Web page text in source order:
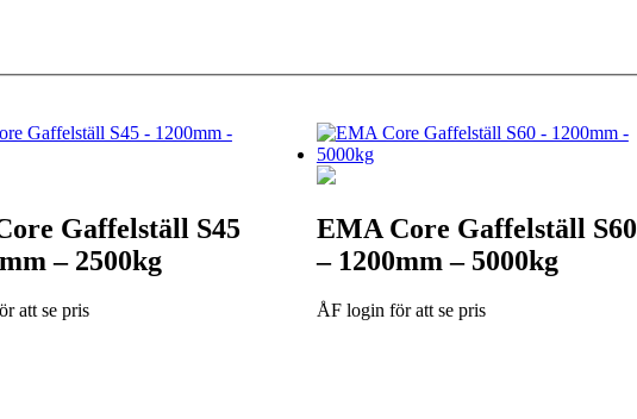
Gaffelställ S45
– 2500kg
att se pris
EMA Core Gaffelställ S60
– 1200mm – 5000kg
ÅF login för att se pris